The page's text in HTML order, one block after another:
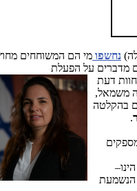
מי הם המשוחחים מחוץ
על הפעלת
דעת